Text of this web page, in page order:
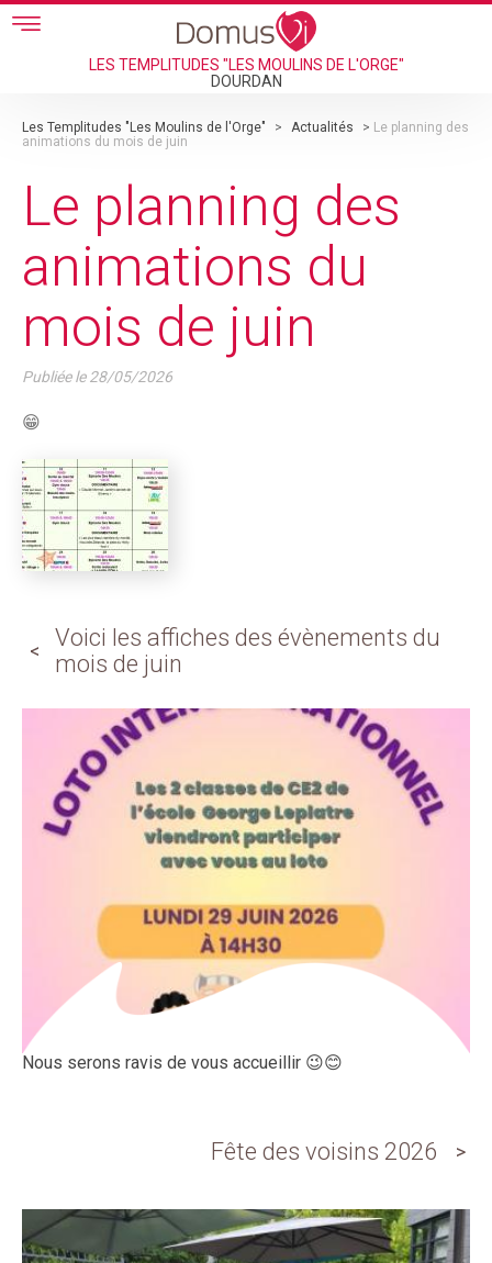
Skip to main content
LES TEMPLITUDES "LES MOULINS DE L'ORGE"
DOURDAN
Les Templitudes "Les Moulins de l'Orge" > Actualités > Le planning des
animations du mois de juin
Le planning des
animations du
mois de juin
Publiée le28/05/2026
😁
Voici les affiches des évènements du
mois de juin
Nous serons ravis de vous accueillir 😉😊
Fête des voisins 2026